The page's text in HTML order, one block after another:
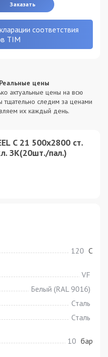
Заказать
соответствия
TIM
Реальные цены
актуальные цены на всю
следим за ценами
их каждый день.
C 21 500х2800 ст.
ЗК(20шт./пал.)
120 С
VF
Белый (RAL 9016)
Сталь
Сталь
10 бар